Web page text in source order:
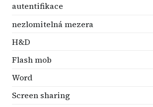
autentifikace
nezlomitelná mezera
H&D
Flash mob
Word
Screen sharing